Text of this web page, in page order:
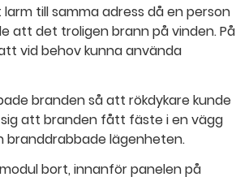
till samma adress då en person
att det troligen brann på vinden. På
vid behov kunna använda
branden så att rökdykare kunde
att branden fått fäste i en vägg
branddrabbade lägenheten.
bort, innanför panelen på